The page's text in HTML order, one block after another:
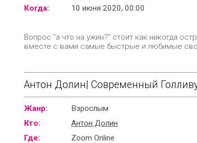
Когда:
10 июня 2020, 00:00
Вопрос "а что на ужин?" стоит как никогда
вместе с вами самые быстрые и любимые
Антон Долин| Современный
Жанр:
Взрослым
Кто:
Антон Долин
Где:
Zoom Online